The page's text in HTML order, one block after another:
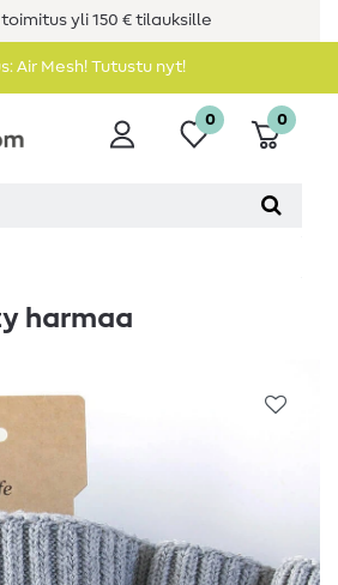
toimitus yli 150 € tilauksille
Air Mesh! Tutustu nyt!
0 0
harmaa